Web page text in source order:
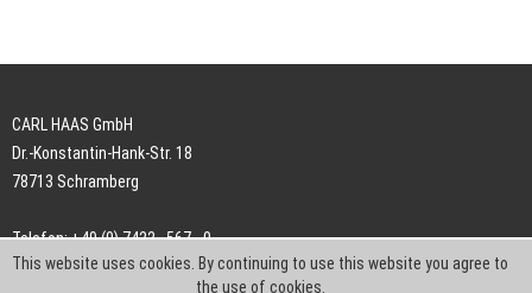
CARL HAAS GmbH
Dr.-Konstantin-Hank-Str. 18
78713 Schramberg
Telefon: +49 (0) 7422 . 567 - 0
Telefax: +49 (0) 7422 . 567 - 239
This website uses cookies. By continuing to use this website you agree to
the use of cookies.